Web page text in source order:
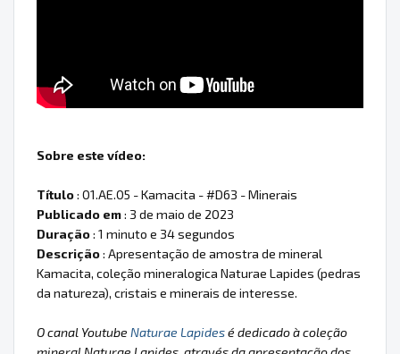
Sobre este vídeo:
Título: 01.AE.05 - Kamacita - #D63 - Minerais
Publicado em: 3 de maio de 2023
Duração: 1 minuto e 34 segundos
Descrição: Apresentação de amostra de mineral
Kamacita, coleção mineralogica Naturae Lapides (pedras
da natureza), cristais e minerais de interesse.
O canal Youtube Naturae Lapidesé dedicado à coleção